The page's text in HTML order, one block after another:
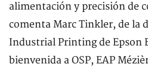
alimentación y precisión de
comenta Marc Tinkler, de la
Industrial Printing de Epson
bienvenida a OSP, EAP